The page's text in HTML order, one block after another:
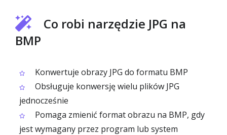
Co robi narzędzie JPG na
BMP
Konwertuje obrazy JPG do formatu BMP
Obsługuje konwersję wielu plików JPG
jednocześnie
Pomaga zmienić format obrazu na BMP, gdy
jest wymagany przez program lub system